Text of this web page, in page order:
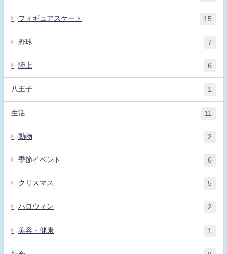
フィギュアスケート 15
野球 7
陸上 6
八王子 1
生活 11
動物 2
季節イベント 6
クリスマス 5
ハロウィン 2
美容・健康 1